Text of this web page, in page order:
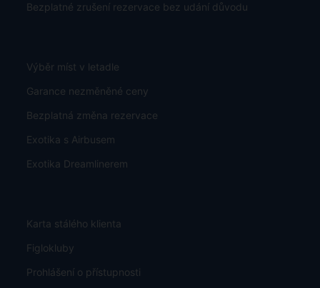
Bezplatné zrušení rezervace bez udání důvodu
Výběr míst v letadle
Garance nezměněné ceny
Bezplatná změna rezervace
Exotika s Airbusem
Exotika Dreamlinerem
Karta stálého klienta
Figlokluby
Prohlášení o přístupnosti